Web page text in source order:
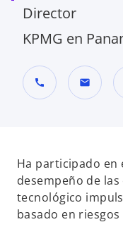
Director
KPMG en
call mail
b
r
e
e
Ha participado en
desempeño de
tecnológico
basado en